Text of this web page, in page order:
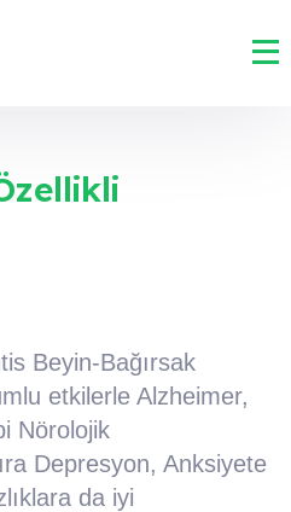
Beyin-Bağırsak
etkilerle Alzheimer,
Nörolojik
Depresyon, Anksiyete
da iyi